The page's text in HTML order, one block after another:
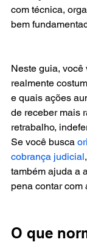
com técnica,
bem
Neste guia, você
realmente
e quais ações
de receber mais
retrabalho,
Se você busca
cobrança judicial
também ajuda a
pena contar com
O que